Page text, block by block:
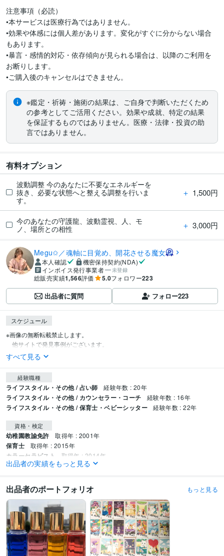
注意事項（必読）
•本サービスは医療行為ではありません。
•効果や体感には個人差があります。変化がすぐに分からない場合
もあります。
•暴言・感情的対応・依存傾向が見られる場合は、以降のご利用を
お断りします。
※鑑定・祈祷・施術の結果は、ご自身で判断いただくため
の参考としてご活用ください。効果や成就、特定の結果
を保証するものではありません。医療・法律・投資の助
言ではありません。
有料オプション
波動調整 今のあなたに不要なエネルギーを
抜き、必要な状態へと整える調整を行いま
す。
＋ 1,500円
今のあなたの守護龍、波動霊視、人、モ
ノ、場所との相性
＋ 3,000円
Megu✩／魂軸に目覚め、開花させる魔女
本人確認
機密保持契約(NDA)
インボイス発行事業者
未登録
総販売実績1,566評価 5.0フォロワー223
出品者に質問 フォロー223
スケジュール
※画像の無断転載禁止します。
他サイトで発見事例がございます。
すべて見る
経験職種
ライフスタイル・その他 / 占い師 経験年数 : 20年
ライフスタイル・その他 / カウンセラー・コーチ 経験年数 : 16年
ライフスタイル・その他 / 保育士・ベビーシッター 経験年数 : 22年
資格・検定
幼稚園教諭免許 取得年 : 2001年
保育士 取得年 : 2015年
カラーセラピスト 取得年 : 2014年
占い タロット、オラクル、ルノルマンカード
恋愛、仕事、復縁 結婚 マインド
悩み相談・カウンセリング カラーセラピー、カウンセリング
悩み カラーセラピー カウンセリング 傾聴 スピリチュアル
マインド
セルフラブ 保育人間関係
出品者の実績をもっと見る
出品者のポートフォリオ もっと見る